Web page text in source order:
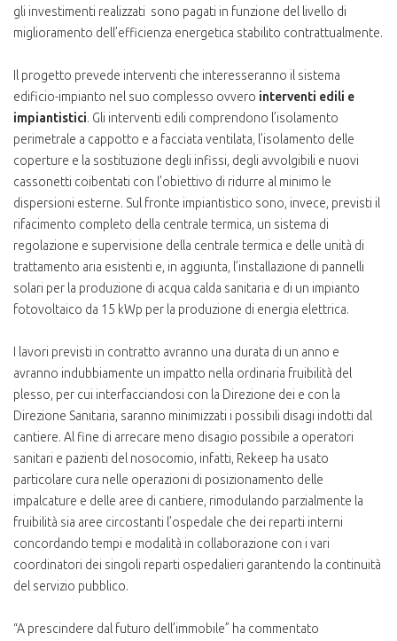
gli investimenti realizzati sono pagati in funzione del livello di
miglioramento dell’efficienza energetica stabilito contrattualmente.
Il progetto prevede interventi che interesseranno il sistema
edificio-impianto nel suo complesso ovvero interventi edili e
impiantistici. Gli interventi edili comprendono l’isolamento
perimetrale a cappotto e a facciata ventilata, l’isolamento delle
coperture e la sostituzione degli infissi, degli avvolgibili e nuovi
cassonetti coibentati con l’obiettivo di ridurre al minimo le
dispersioni esterne. Sul fronte impiantistico sono, invece, previsti il
rifacimento completo della centrale termica, un sistema di
regolazione e supervisione della centrale termica e delle unità di
trattamento aria esistenti e, in aggiunta, l’installazione di pannelli
solari per la produzione di acqua calda sanitaria e di un impianto
fotovoltaico da 15 kWp per la produzione di energia elettrica.
I lavori previsti in contratto avranno una durata di un anno e
avranno indubbiamente un impatto nella ordinaria fruibilità del
plesso, per cui interfacciandosi con la Direzione dei e con la
Direzione Sanitaria, saranno minimizzati i possibili disagi indotti dal
cantiere. Al fine di arrecare meno disagio possibile a operatori
sanitari e pazienti del nosocomio, infatti, Rekeep ha usato
particolare cura nelle operazioni di posizionamento delle
impalcature e delle aree di cantiere, rimodulando parzialmente la
fruibilità sia aree circostanti l’ospedale che dei reparti interni
concordando tempi e modalità in collaborazione con i vari
coordinatori dei singoli reparti ospedalieri garantendo la continuità
del servizio pubblico.
“A prescindere dal futuro dell’immobile” ha commentato